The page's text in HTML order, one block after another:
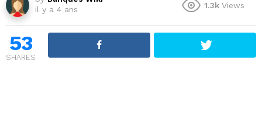
il y a 4 ans
1.3k Views
53
SHARES